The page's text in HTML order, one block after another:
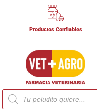
Productos Confiables